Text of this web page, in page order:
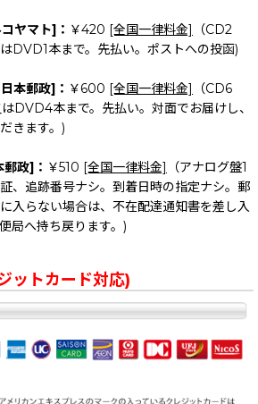
ヤマト]： ￥420 [全国一律料金]
（CD2
DVD1本まで。先払い。ポストへの投函)
本郵政]： ￥600 [全国一律料金]
（CD6
DVD4本まで。先払い。対面でお届けし、
きます。)
政]： ￥510 [全国一律料金]
（アナログ盤1
、追跡番号ナシ。到着日時の指定ナシ。郵
入らない場合は、不在配達通知書を差し入
局へ持ち戻ります。)
ットカード対応)